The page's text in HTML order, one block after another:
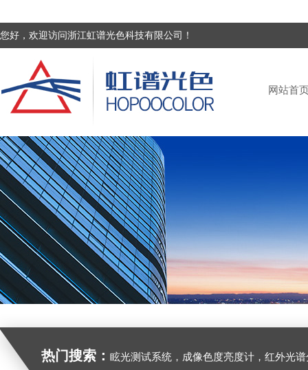
您好，欢迎访问浙江虹谱光色科技有限公司！
网站首
热门搜索： 眩光测试系统，成像色度亮度计，红外光谱分析仪，紫外光谱分析仪、医用光源光谱分析仪，光谱照度